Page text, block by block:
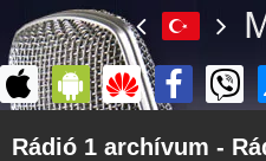
myonlineradio.hu